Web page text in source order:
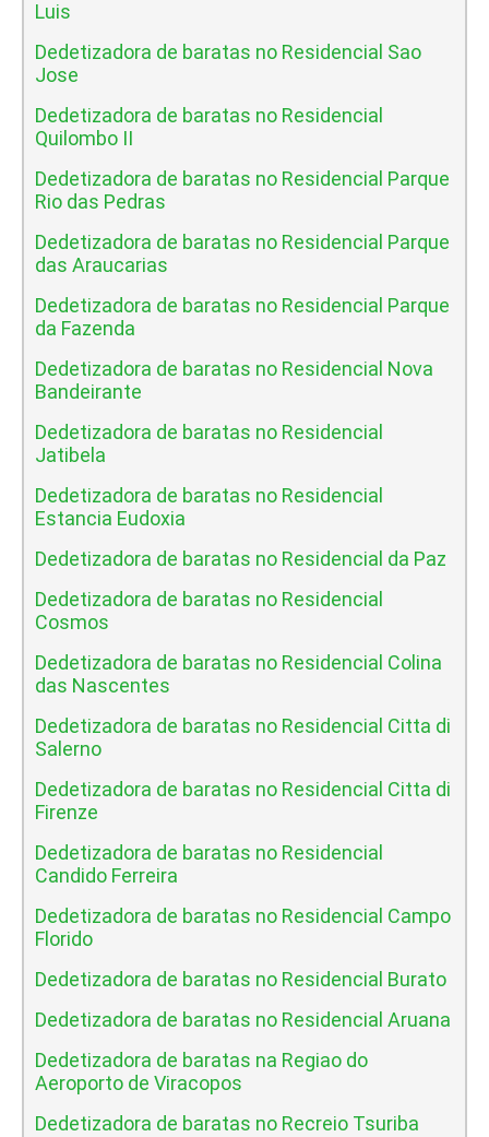
Luis
Dedetizadora de baratas no Residencial Sao
Jose
Dedetizadora de baratas no Residencial
Quilombo II
Dedetizadora de baratas no Residencial Parque
Rio das Pedras
Dedetizadora de baratas no Residencial Parque
das Araucarias
Dedetizadora de baratas no Residencial Parque
da Fazenda
Dedetizadora de baratas no Residencial Nova
Bandeirante
Dedetizadora de baratas no Residencial
Jatibela
Dedetizadora de baratas no Residencial
Estancia Eudoxia
Dedetizadora de baratas no Residencial da Paz
Dedetizadora de baratas no Residencial
Cosmos
Dedetizadora de baratas no Residencial Colina
das Nascentes
Dedetizadora de baratas no Residencial Citta di
Salerno
Dedetizadora de baratas no Residencial Citta di
Firenze
Dedetizadora de baratas no Residencial
Candido Ferreira
Dedetizadora de baratas no Residencial Campo
Florido
Dedetizadora de baratas no Residencial Burato
Dedetizadora de baratas no Residencial Aruana
Dedetizadora de baratas na Regiao do
Aeroporto de Viracopos
Dedetizadora de baratas no Recreio Tsuriba